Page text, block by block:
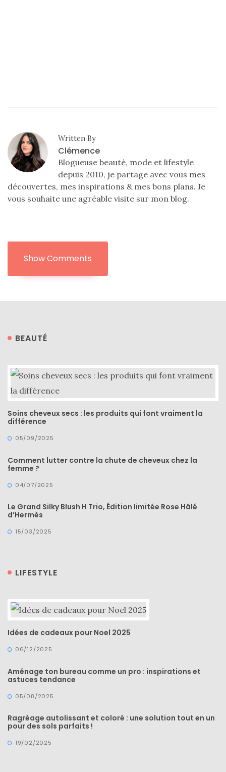
Written By
Clémence
Blogueuse beauté, mode et lifestyle
depuis 2010, je partage avec vous mes
découvertes, mes inspirations & mes bons plans. Je
vous souhaite une agréable visite sur mon blog.
Show Comments
BEAUTÉ
Soins cheveux secs : les produits qui font vraiment la
différence
05/09/2025
Comment lutter contre la chute de cheveux chez la
femme ?
04/07/2025
Le Grand Silky Blush H Trio, Édition limitée Rose Hâlé
d’Hermès
15/03/2025
LIFESTYLE
Idées de cadeaux pour Noel 2025
06/12/2025
Aménage ton bureau comme un pro : inspirations et
astuces tendance
05/08/2025
Ragréage autolissant et coloré : une solution tout en un
pour des sols parfaits !
19/02/2025